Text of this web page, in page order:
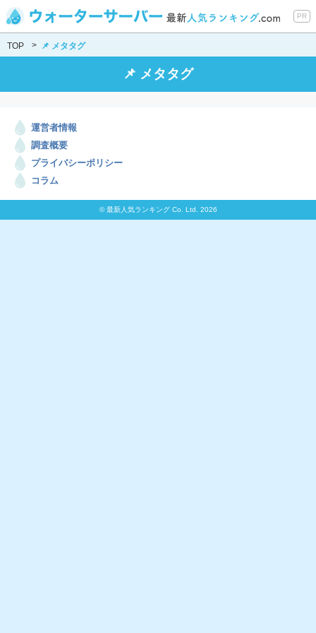
PR
TOP 📌 メタタグ
📌 メタタグ
運営者情報
調査概要
プライバシーポリシー
コラム
© 最新人気ランキング Co. Ltd. 2026